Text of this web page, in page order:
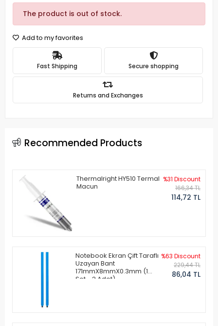
The product is out of stock.
Add to my favorites
Fast Shipping Secure shopping
Returns and Exchanges
Recommended Products
Thermalright HY510 Termal
Macun
%31 Discount
166,34 TL
114,72 TL
Notebook Ekran Çift Taraflı
Uzayan Bant
171mmX8mmX0.3mm (1
Set - 2 Adet)
%63 Discount
229,44 TL
86,04 TL